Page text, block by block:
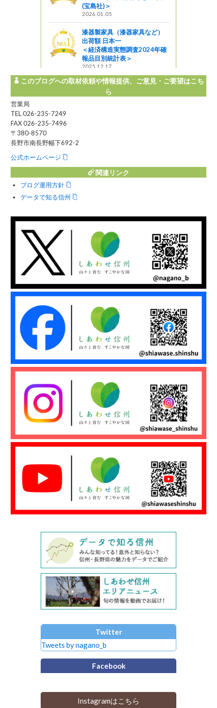
(宝島社)＞
2026.01.05
漆器製家具（漆器家具など）
出荷額 日本一
＜経済構造実態調査2024年確
報品目別統計表＞
2025.12.17
このブログへの取材依頼や情報提供、ご意見・ご要望はこち
ら
営業局
TEL 026-235-7249
FAX 026-235-7496
〒380-8570
長野市南長野幅下692-2
公式ホームページ
関連リンク
ブログ運用方針
データで知る信州
Twitter
Tweets by nagano_b
Facebook
Instagramはこちら